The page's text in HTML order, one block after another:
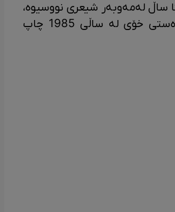
ساڵ لەمەوبەر شیعری نووسیوە،
بەڵام زۆر درەنگیش بەرهەمە شیعرەکانی خۆی بە دەستی خۆی لە ساڵی 1985 چاپ